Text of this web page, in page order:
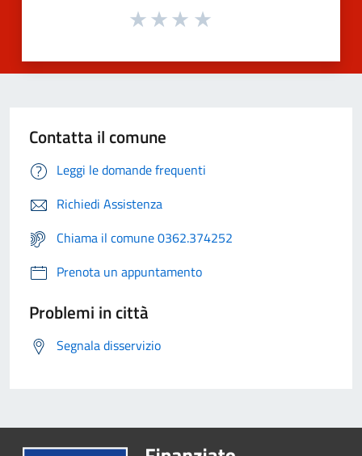
Contatta il comune
Leggi le domande frequenti
Richiedi Assistenza
Chiama il comune 0362.374252
Prenota un appuntamento
Problemi in città
Segnala disservizio